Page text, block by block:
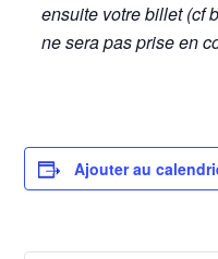
ensuite votre billet (cf
ne sera pas prise en
Ajouter au